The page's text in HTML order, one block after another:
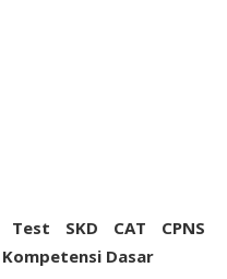
Test SKD CAT CPNS
Kompetensi Dasar